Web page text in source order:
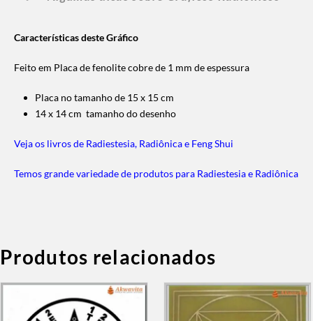
Características deste Gráfico
Feito em Placa de fenolite cobre de 1 mm de espessura
Placa no tamanho de 15 x 15 cm
14 x 14 cm tamanho do desenho
Veja os livros de Radiestesia, Radiônica e Feng Shui
Temos grande variedade de produtos para Radiestesia e Radiônica
Produtos relacionados